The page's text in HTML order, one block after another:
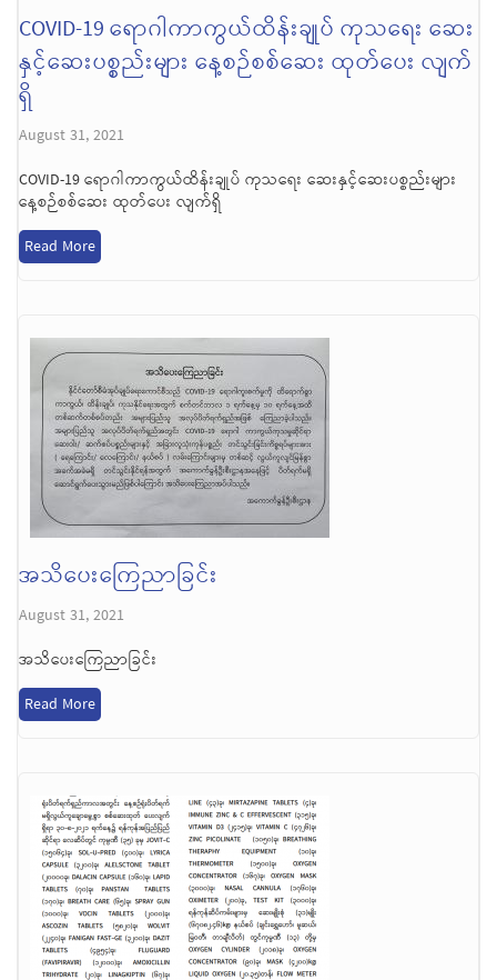
COVID-19 ရောဂါကာကွယ်ထိန်းချုပ် ကုသရေး ဆေး
နှင့်ဆေးပစ္စည်းများ နေ့စဉ်စစ်ဆေး ထုတ်ပေး လျက်
ရှိ
August 31, 2021
COVID-19 ရောဂါကာကွယ်ထိန်းချုပ် ကုသရေး ဆေးနှင့်ဆေးပစ္စည်းများ
နေ့စဉ်စစ်ဆေး ထုတ်ပေး လျက်ရှိ
Read More
အသိပေးကြေညာခြင်း
August 31, 2021
အသိပေးကြေညာခြင်း
Read More